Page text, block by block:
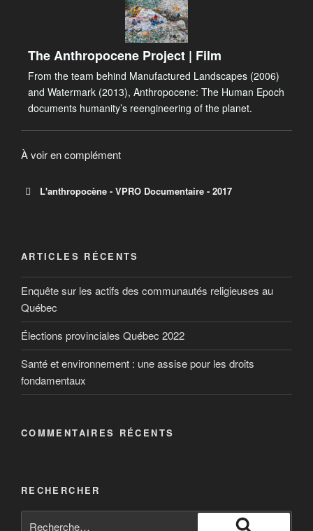
The Anthropocene Project | Film
From the team behind Manufactured Landscapes (2006)
and Watermark (2013), Anthropocene: The Human Epoch
documents humanity’s reengineering of the planet.
À voir en complément
L'anthropocène - VPRO Documentaire - 2017
vpro documentary
finance, sustainability, climate change or politics.
documentaries. The French and Spanish subtitles are
ARTICLES RÉCENTS
Enquête sur les actifs des communautés religieuses au
Québec
Élections provinciales Québec 2022
Santé et environnement : une assise pour les droits
fondamentaux
COMMENTAIRES RÉCENTS
RECHERCHER